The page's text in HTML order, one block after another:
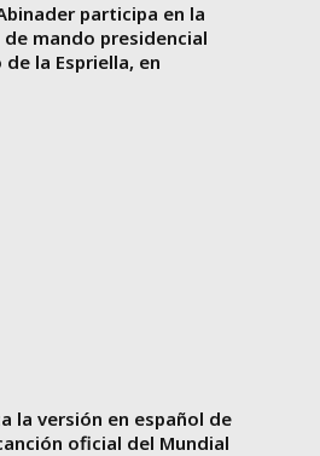
participa en la
mando presidencial
la Espriella, en
la versión en español de
canción oficial del Mundial